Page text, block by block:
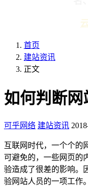
首页
建站资讯
正文
如何判断
可乎网络 建站资讯
互联网时代，一个个的
可避免的，一些网页的
验造成了很差的影响。
验网站人员的一项工作